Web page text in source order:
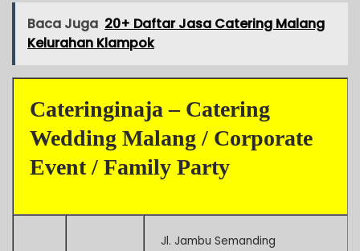
Baca Juga 20+ Daftar Jasa Catering Malang
Kelurahan Klampok
Cateringinaja – Catering
Wedding Malang / Corporate
Event / Family Party
Jl. Jambu Semanding